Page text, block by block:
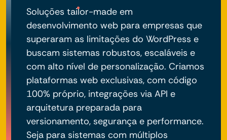
Soluções tailor-made em
desenvolvimento web para empresas que
superaram as limitações do WordPress e
buscam sistemas robustos, escaláveis e
com alto nível de personalização. Criamos
plataformas web exclusivas, com código
100% próprio, integrações via API e
arquitetura preparada para
versionamento, segurança e performance.
Seja para sistemas com múltiplos